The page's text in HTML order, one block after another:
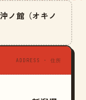
ノ館（オキノ
ADDRESS · 住所